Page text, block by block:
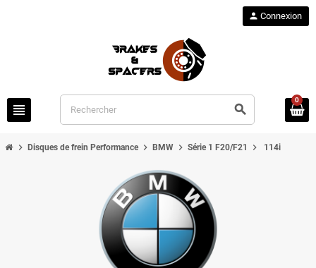
view_headline search
person Connexion
0
chevron_right Disques de frein Performance chevron_right BMW chevron_right Série 1 F20/F21 chevron_right 114i